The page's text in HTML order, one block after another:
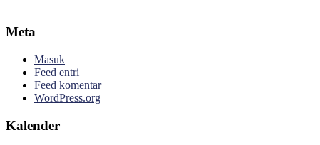
Meta
Masuk
Feed entri
Feed komentar
WordPress.org
Kalender